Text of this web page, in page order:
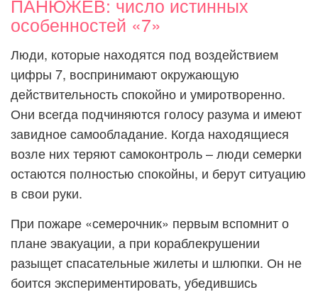
особенностей «7»
Люди, которые находятся под воздействием
цифры 7, воспринимают окружающую
действительность спокойно и умиротворенно.
Они всегда подчиняются голосу разума и имеют
завидное самообладание. Когда находящиеся
возле них теряют самоконтроль – люди семерки
остаются полностью спокойны, и берут ситуацию
в свои руки.
При пожаре «семерочник» первым вспомнит о
плане эвакуации, а при кораблекрушении
разыщет спасательные жилеты и шлюпки. Он не
боится экспериментировать, убедившись